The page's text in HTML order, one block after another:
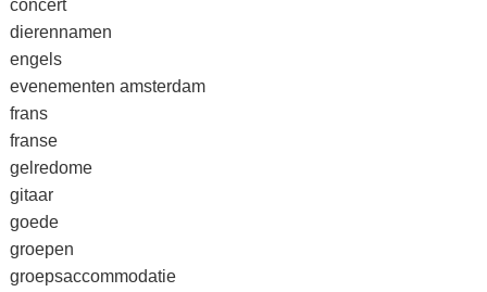
concert
dierennamen
engels
evenementen amsterdam
frans
franse
gelredome
gitaar
goede
groepen
groepsaccommodatie